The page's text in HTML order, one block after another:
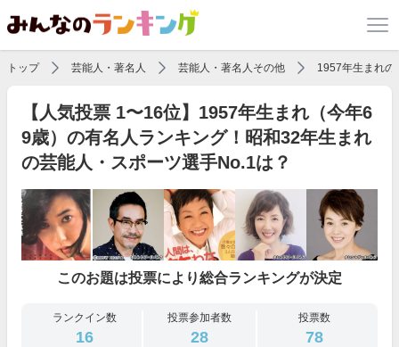
トップ 芸能人・著名人 芸能人・著名人その他 1957年生まれの
【人気投票 1〜16位】1957年生まれ（今年6
9歳）の有名人ランキング！昭和32年生まれ
の芸能人・スポーツ選手No.1は？
このお題は投票により総合ランキングが決定
ランクイン数
16
投票参加者数
28
投票数
78